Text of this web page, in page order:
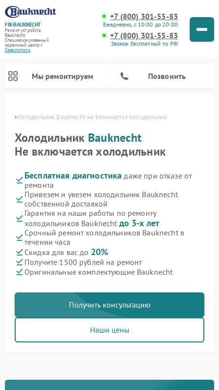
FIX-BAUKNECHT
Ремонт устройств
Bauknecht
Специализированный
cервисный центр г.
Севастополь
+7 (800) 301-55-83
Ежедневно, с 10:00 до 20:00
+7 (800) 301-55-83
Звонок бесплатный по РФ
Мы ремонтируем Позвонить
Холодильник Bauknecht не включается холодильник
Холодильник Bauknecht
Не включается холодильник
Бесплатная диагностика даже при отказе от
ремонта
Привезем и увезем холодильник Bauknecht
собственной доставкой
Гарантия на наши работы по ремонту
холодильников Bauknecht до 3-х лет
Срочный ремонт холодильников Bauknecht в
течении часа
Скидка для вас до 20%
Получите 1500 рублей на ремонт
Оригинальные комплектующие Bauknecht
Получить консультацию
Наши цены